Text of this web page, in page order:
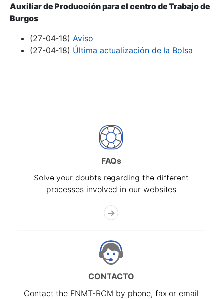
Show/Hide
Auxiliar de Producción para el centro de Trabajo de
Burgos
(27-04-18) Aviso
(27-04-18) Última actualización de la Bolsa
FAQs
Solve your doubts regarding the different
processes involved in our websites
CONTACTO
Contact the FNMT-RCM by phone, fax or email